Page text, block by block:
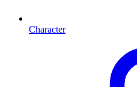
Character